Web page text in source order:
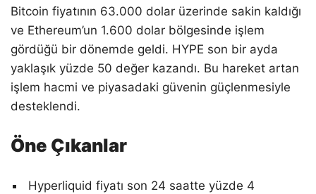
Bitcoin fiyatının 63.000 dolar üzerinde sakin kaldığı
ve Ethereum’un 1.600 dolar bölgesinde işlem
gördüğü bir dönemde geldi. HYPE son bir ayda
yaklaşık yüzde 50 değer kazandı. Bu hareket artan
işlem hacmi ve piyasadaki güvenin güçlenmesiyle
desteklendi.
Öne Çıkanlar
Hyperliquid fiyatı son 24 saatte yüzde 4